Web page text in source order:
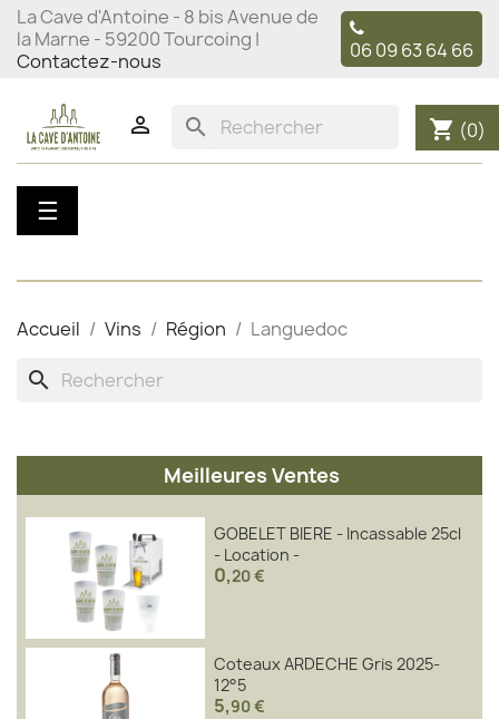
La Cave d'Antoine - 8 bis Avenue de
la Marne - 59200 Tourcoing |
Contactez-nous
06 09 63 64 66
 search shopping_cart (0)
Basculer
la
☰
Accueil Vins Région Languedoc
search
Meilleures Ventes
GOBELET BIERE - Incassable 25cl
- Location -
0,20 €
Coteaux ARDECHE Gris 2025-
12°5
5,90 €